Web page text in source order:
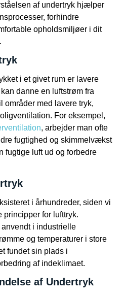
af undertryk hjælper
forhindre
opholdsmiljøer i dit
i et givet rum er lavere
danne en luftstrøm fra
områder med lavere tryk,
For eksempel,
, arbejder man ofte
fugtighed og skimmelvækst
fugtige luft ud og forbedre
i århundreder, siden vi
for lufttryk.
i industrielle
og temperaturer i store
fundet sin plads i
af indeklimaet.
af Undertryk